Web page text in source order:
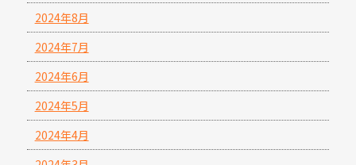
2024年8月
2024年7月
2024年6月
2024年5月
2024年4月